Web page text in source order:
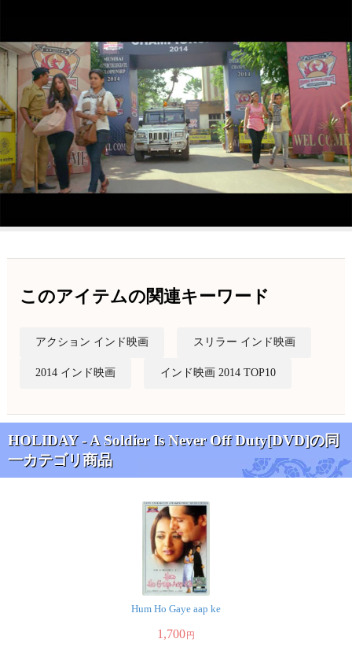
このアイテムの関連キーワード
アクション インド映画 スリラー インド映画
2014 インド映画 インド映画 2014 TOP10
HOLIDAY - A Soldier Is Never Off Duty[DVD]の同
一カテゴリ商品
Hum Ho Gaye aap ke
1,700円